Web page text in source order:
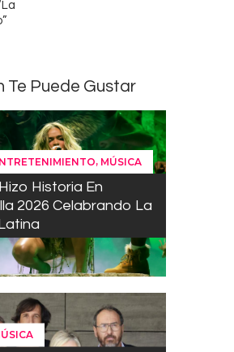
Te Puede Gustar
, MÚSICA
Historia En
2026 Celabrando La